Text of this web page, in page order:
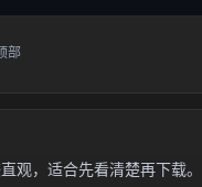
部
观，适合先看清楚再下载。